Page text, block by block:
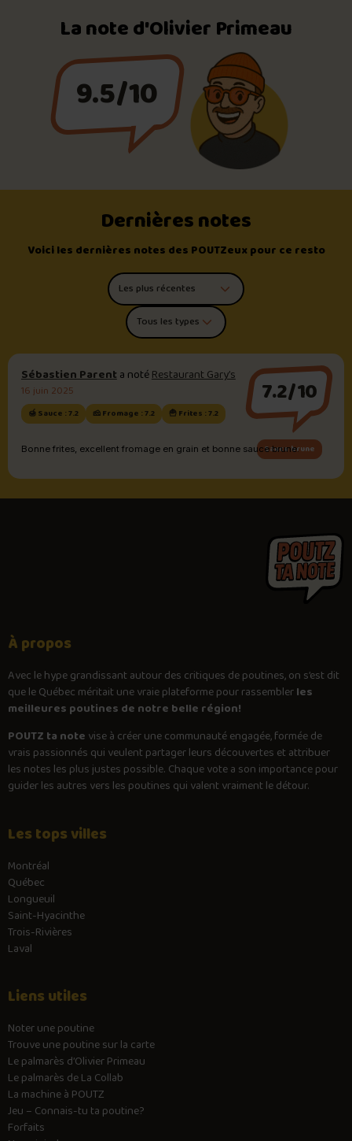
La note d'Olivier Primeau
9.5/10
Dernières notes
Voici les dernières notes des POUTZeux pour ce resto
Trier les commentaires
Filtrer par type de poutine
Sébastien Parenta notéRestaurant Gary’s
16 juin 2025
🍯 Sauce : 7.2 🧀 Fromage : 7.2 🍟 Frites : 7.2
7.2/10
Sauce brune
Bonne frites, excellent fromage en grain et bonne sauce brune.
À propos
Avec lehypegrandissant autour des critiques de poutines, on s’est dit
que le Québec méritait une vraie plateforme pour rassemblerles
meilleures poutines de notre belle région!
POUTZ ta note vise à créer une communauté engagée, formée de
vrais passionnés qui veulent partager leurs découvertes et attribuer
les notes les plus justes possible. Chaque vote a son importance pour
guider les autres vers les poutines qui valent vraiment le détour.
Les tops villes
Montréal
Québec
Longueuil
Saint-Hyacinthe
Trois-Rivières
Laval
Liens utiles
Noter une poutine
Trouve une poutine sur la carte
Le palmarès d’Olivier Primeau
Le palmarès de La Collab
La machine à POUTZ
Jeu – Connais-tu ta poutine?
Forfaits